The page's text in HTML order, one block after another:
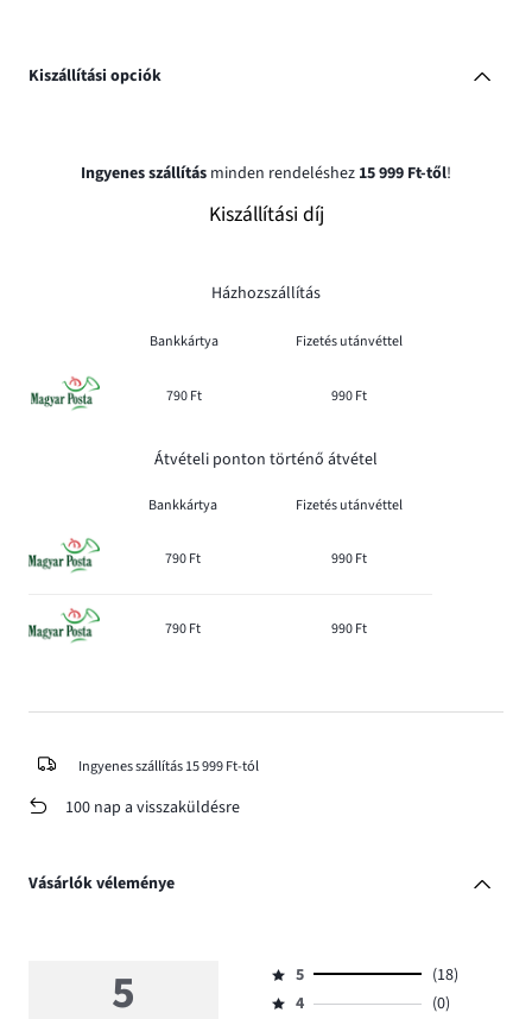
Kiszállítási opciók
Ingyenes szállítás minden rendeléshez 15 999 Ft-től!
Kiszállítási díj
Házhozszállítás
Bankkártya Fizetés utánvéttel
790 Ft 990 Ft
Átvételi ponton történő átvétel
Bankkártya Fizetés utánvéttel
790 Ft 990 Ft
790 Ft 990 Ft
Ingyenes szállítás 15 999 Ft-tól
100 nap a visszaküldésre
Vásárlók véleménye
5
Osztályzat
5,
5
(18)
Osztályzat
4
(0)